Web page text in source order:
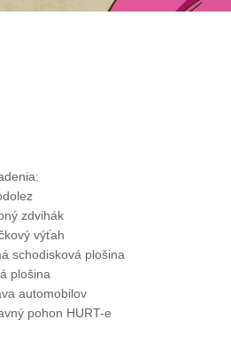
zdvihák
výťah
schodisková plošina
plošina
automobilov
pohon HURT-e